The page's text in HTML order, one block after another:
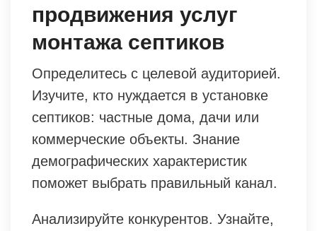
продвижения услуг
монтажа септиков
Определитесь с целевой аудиторией.
Изучите, кто нуждается в установке
септиков: частные дома, дачи или
коммерческие объекты. Знание
демографических характеристик
поможет выбрать правильный канал.
Анализируйте конкурентов. Узнайте,